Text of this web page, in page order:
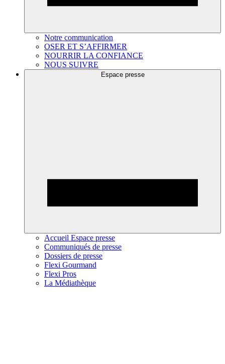
Notre communication
OSER ET S’AFFIRMER
NOURRIR LA CONFIANCE
NOUS SUIVRE
Espace presse
Accueil Espace presse
Communiqués de presse
Dossiers de presse
Flexi Gourmand
Flexi Pros
La Médiathèque